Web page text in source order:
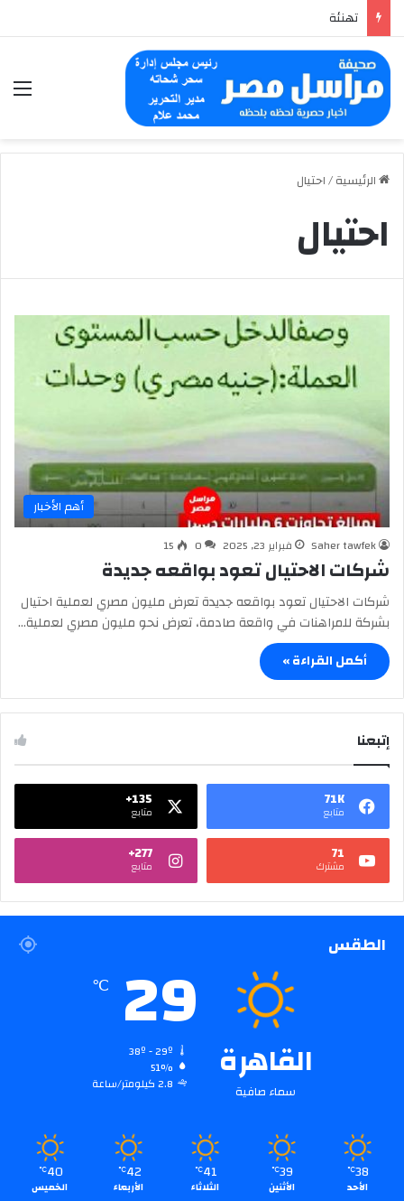
تهنئة
الرئيسية/احتيال
احتيال
أهم الأخبار
Saher tawfek فبراير 23, 2025 0
15
شركات الاحتيال تعود بواقعه جديدة
شركات الاحتيال تعود بواقعه جديدة تعرض مليون مصري لعملية احتيال
بشركة للمراهنات في واقعة صادمة، تعرض نحو مليون مصري لعملية…
أكمل القراءة »
إتبعنا
71K
متابع
135+
متابع
71
مشترك
277+
متابع
الطقس
القاهرة
سماء صافية
29
℃
51%
2.8 كيلومتر/ساعة
38
℃
الأحد
39
℃
الأثنين
41
℃
الثلاثاء
42
℃
الأربعاء
40
℃
الخميس